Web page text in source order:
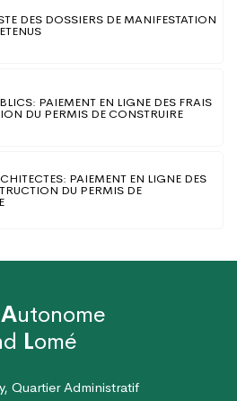
DES DOSSIERS DE MANIFESTATION
PAIEMENT EN LIGNE DES FRAIS
DU PERMIS DE CONSTRUIRE
PAIEMENT EN LIGNE DES
DU PERMIS DE
Autonome
Lomé
Quartier Administratif